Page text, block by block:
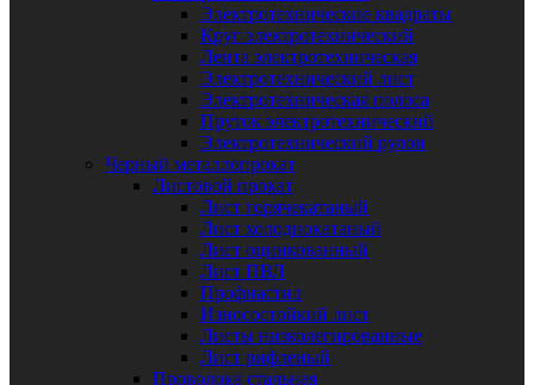
Электротехнические квадраты
Круг электротехнический
Лента электротехническая
Электротехнический лист
Электротехническая полоса
Пруток электротехнический
Электротехнический рулон
Черный металлопрокат
Листовой прокат
Лист горячекатаный
Лист холоднокатаный
Лист оцинкованный
Лист ПВЛ
Профнастил
Износостойкий лист
Листы низколегированные
Лист рифленый
Проволока стальная